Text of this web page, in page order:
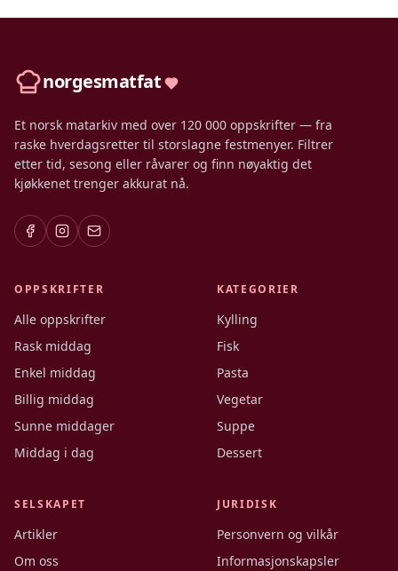
norgesmatfat
Et norsk matarkiv med over 120 000 oppskrifter — fra
raske hverdagsretter til storslagne festmenyer. Filtrer
etter tid, sesong eller råvarer og finn nøyaktig det
kjøkkenet trenger akkurat nå.
OPPSKRIFTER
Alle oppskrifter
Rask middag
Enkel middag
Billig middag
Sunne middager
Middag i dag
KATEGORIER
Kylling
Fisk
Pasta
Vegetar
Suppe
Dessert
SELSKAPET
Artikler
Om oss
JURIDISK
Personvern og vilkår
Informasjonskapsler